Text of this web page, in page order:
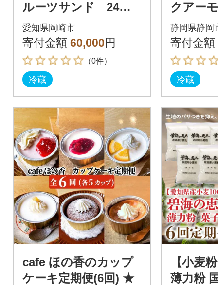
ルーツサンド 24個
入り
愛知県岡崎市
寄付金額 60,000円
（0件）
冷蔵
クアー
g×8袋)
ろける
静岡県静岡
寄付金額
冷蔵
cafe ほの香のカップ
ケーキ定期便(6回) ★
【小麦
薄力粉